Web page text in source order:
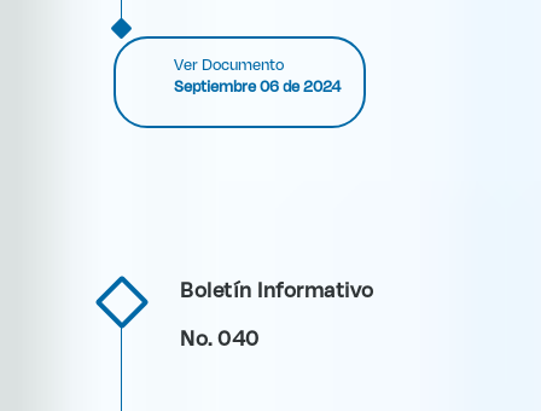
Ver Documento
Septiembre 06 de 2024
Boletín Informativo
No. 040